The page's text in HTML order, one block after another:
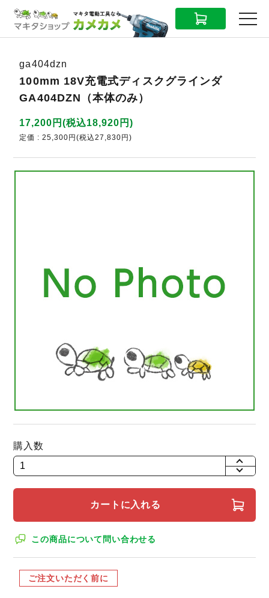
CART MENU
ga404dzn
100mm 18V充電式ディスクグラインダ
GA404DZN（本体のみ）
17,200円(税込18,920円)
定価 : 25,300円(税込27,830円)
購入数
+
カートに入れる
この商品について問い合わせる
ご注文いただく前に